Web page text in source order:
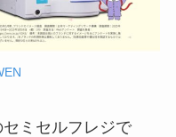
ミセルフレジで